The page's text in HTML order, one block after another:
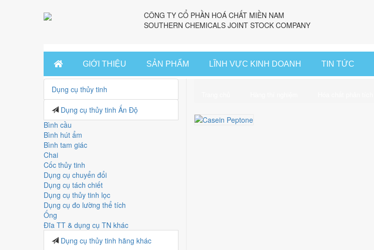
CÔNG TY CỔ PHẦN HOÁ CHẤT MIỀN NAM
SOUTHERN CHEMICALS JOINT STOCK COMPANY
GIỚI THIỆU SẢN PHẨM LĨNH VỰC KINH DOANH TIN TỨC
Dụng cụ thủy tinh
Dụng cụ thủy tinh Ấn Độ
Bình cầu
Bình hút ẩm
Bình tam giác
Chai
Cốc thủy tinh
Dụng cụ chuyển đổi
Dụng cụ tách chiết
Dụng cụ thủy tinh lọc
Dụng cụ đo lường thể tích
Ống
Đĩa TT & dụng cụ TN khác
Dụng cụ thủy tinh hãng khác